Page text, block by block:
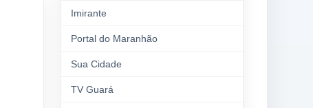
Imirante
Portal do Maranhão
Sua Cidade
TV Guará